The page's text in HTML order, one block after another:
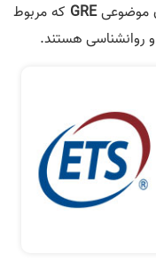
موضوعیGRE که مربوط
روانشناسی هستند.